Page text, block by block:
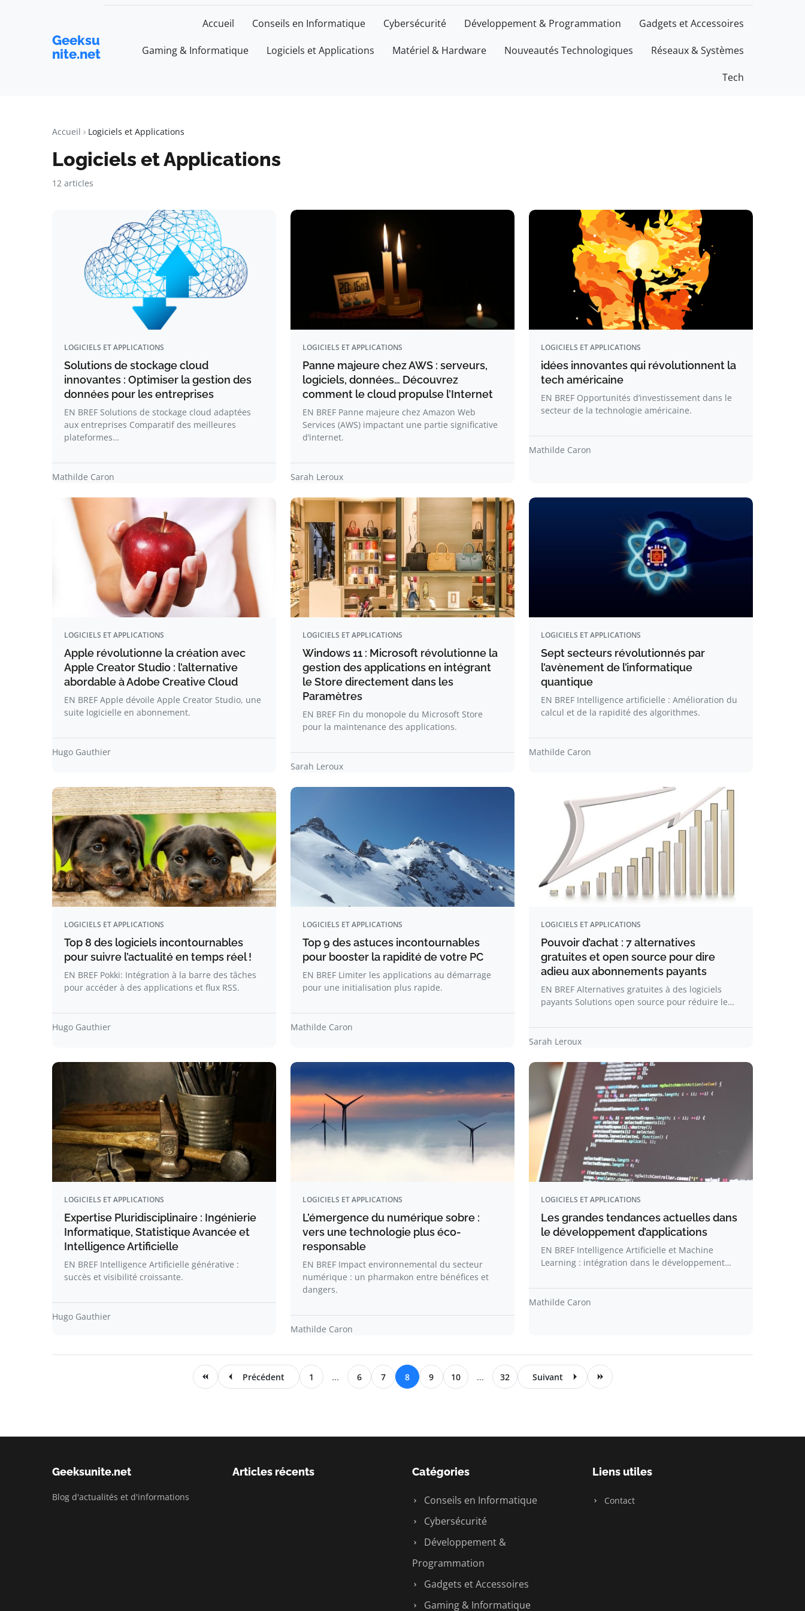
Geeksu
nite.net
Accueil Conseils en Informatique Cybersécurité Développement & Programmation Gadgets et Accessoires
Gaming & Informatique Logiciels et Applications Matériel & Hardware Nouveautés Technologiques Réseaux & Systèmes
Tech
Accueil Logiciels et Applications
Logiciels et Applications
12 articles
LOGICIELS ET APPLICATIONS
Solutions de stockage cloud
innovantes : Optimiser la gestion des
données pour les entreprises
EN BREF Solutions de stockage cloud adaptées
aux entreprises Comparatif des meilleures
plateformes…
Mathilde Caron
LOGICIELS ET APPLICATIONS
Panne majeure chez AWS : serveurs,
logiciels, données… Découvrez
comment le cloud propulse l’Internet
EN BREF Panne majeure chez Amazon Web
Services (AWS) impactant une partie significative
d’internet.
Sarah Leroux
LOGICIELS ET APPLICATIONS
idées innovantes qui révolutionnent la
tech américaine
EN BREF Opportunités d’investissement dans le
secteur de la technologie américaine.
Mathilde Caron
LOGICIELS ET APPLICATIONS
Apple révolutionne la création avec
Apple Creator Studio : l’alternative
abordable à Adobe Creative Cloud
EN BREF Apple dévoile Apple Creator Studio, une
suite logicielle en abonnement.
Hugo Gauthier
LOGICIELS ET APPLICATIONS
Windows 11 : Microsoft révolutionne la
gestion des applications en intégrant
le Store directement dans les
Paramètres
EN BREF Fin du monopole du Microsoft Store
pour la maintenance des applications.
Sarah Leroux
LOGICIELS ET APPLICATIONS
Sept secteurs révolutionnés par
l’avènement de l’informatique
quantique
EN BREF Intelligence artificielle : Amélioration du
calcul et de la rapidité des algorithmes.
Mathilde Caron
LOGICIELS ET APPLICATIONS
Top 8 des logiciels incontournables
pour suivre l’actualité en temps réel !
EN BREF Pokki: Intégration à la barre des tâches
pour accéder à des applications et flux RSS.
Hugo Gauthier
LOGICIELS ET APPLICATIONS
Top 9 des astuces incontournables
pour booster la rapidité de votre PC
EN BREF Limiter les applications au démarrage
pour une initialisation plus rapide.
Mathilde Caron
LOGICIELS ET APPLICATIONS
Pouvoir d’achat : 7 alternatives
gratuites et open source pour dire
adieu aux abonnements payants
EN BREF Alternatives gratuites à des logiciels
payants Solutions open source pour réduire le…
Sarah Leroux
LOGICIELS ET APPLICATIONS
Expertise Pluridisciplinaire : Ingénierie
Informatique, Statistique Avancée et
Intelligence Artificielle
EN BREF Intelligence Artificielle générative :
succès et visibilité croissante.
Hugo Gauthier
LOGICIELS ET APPLICATIONS
L’émergence du numérique sobre :
vers une technologie plus éco-
responsable
EN BREF Impact environnemental du secteur
numérique : un pharmakon entre bénéfices et
dangers.
Mathilde Caron
LOGICIELS ET APPLICATIONS
Les grandes tendances actuelles dans
le développement d’applications
EN BREF Intelligence Artificielle et Machine
Learning : intégration dans le développement…
Mathilde Caron
Précédent 1 ... 6 7 8 9 10 ... 32 Suivant
Geeksunite.net
Blog d'actualités et d'informations
Articles récents Catégories
Conseils en Informatique
Cybersécurité
Développement &
Programmation
Gadgets et Accessoires
Gaming & Informatique
Liens utiles
Contact